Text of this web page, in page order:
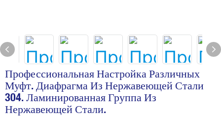
Профессиональная Настройка Различных
Муфт. Диафрагма Из Нержавеющей Стали
304. Ламинированная Группа Из
Нержавеющей Стали.